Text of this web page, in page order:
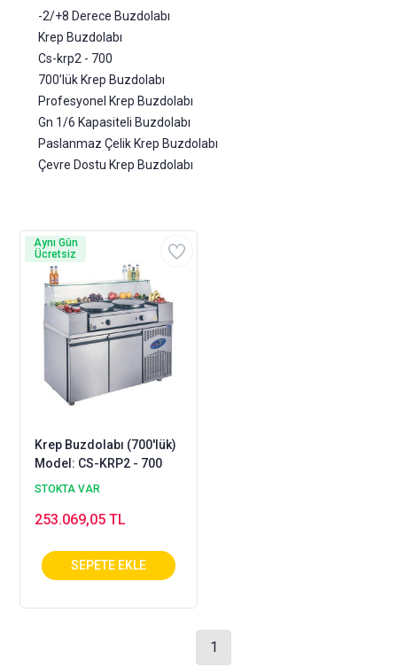
-2/+8 Derece Buzdolabı
Krep Buzdolabı
Cs-krp2 - 700
700’lük Krep Buzdolabı
Profesyonel Krep Buzdolabı
Gn 1/6 Kapasiteli Buzdolabı
Paslanmaz Çelik Krep Buzdolabı
Çevre Dostu Krep Buzdolabı
Krep Buzdolabı (700'lük)
Model: CS-KRP2 - 700
STOKTA VAR
253.069,05 TL
Aynı Gün
Ücretsiz
1